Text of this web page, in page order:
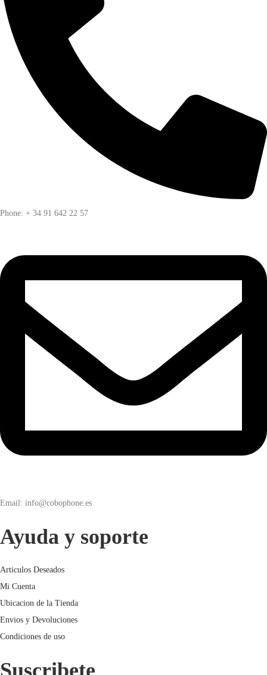
Phone: + 34 91 642 22 57
Email: info@cobophone.es
Ayuda y soporte
Articulos Deseados
Mi Cuenta
Ubicacion de la Tienda
Envios y Devoluciones
Condiciones de uso